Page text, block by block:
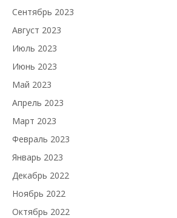
Сентябрь 2023
Август 2023
Июль 2023
Июнь 2023
Май 2023
Апрель 2023
Март 2023
Февраль 2023
Январь 2023
Декабрь 2022
Ноябрь 2022
Октябрь 2022